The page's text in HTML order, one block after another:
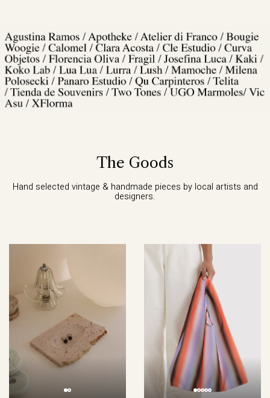
The Goods
Hand selected vintage & handmade pieces by local artists and
designers.